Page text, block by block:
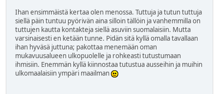
Ihan ensimmäistä kertaa olen menossa. Tuttuja ja tutun tuttuja
siellä päin tuntuu pyörivän aina silloin tällöin ja vanhemmilla on
tuttujen kautta kontakteja siellä asuviin suomalaisiin. Mutta
varsinaisesti en ketään tunne. Pidän sitä kyllä omalla tavallaan
ihan hyväsä juttuna; pakottaa menemään oman
mukavuusalueen ulkopuolelle ja rohkeasti tutustumaan
ihmisiin. Enemmän kyllä kiinnostaa tutustua ausseihin ja muihin
ulkomaalaisiin ympäri maailman